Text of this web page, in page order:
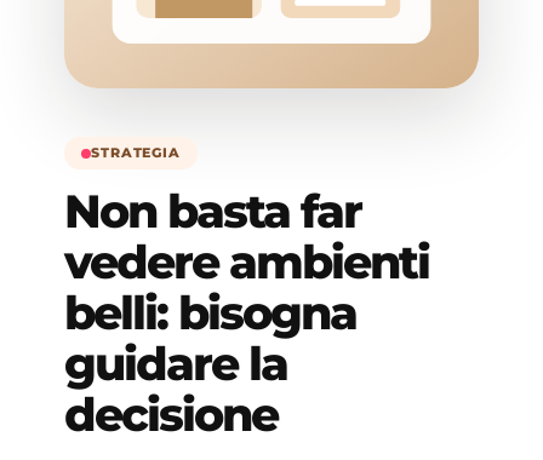
STRATEGIA
Non basta far
vedere ambienti
belli: bisogna
guidare la
decisione